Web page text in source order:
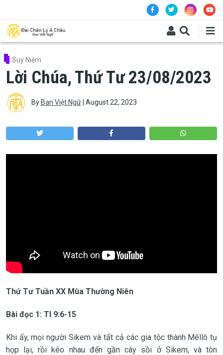
Suy Niệm
Lời Chúa, Thứ Tư 23/08/2023
By Ban Việt Ngữ| August 22, 2023
Thứ Tư Tuần XX Mùa Thường Niên
Bài đọc 1: Tl 9:6-15
Khi ấy, mọi người Sikem và tất cả các gia tộc thành Mêllô tụ
họp lại, rồi kéo nhau đến gần cây sồi ở Sikem, và tôn